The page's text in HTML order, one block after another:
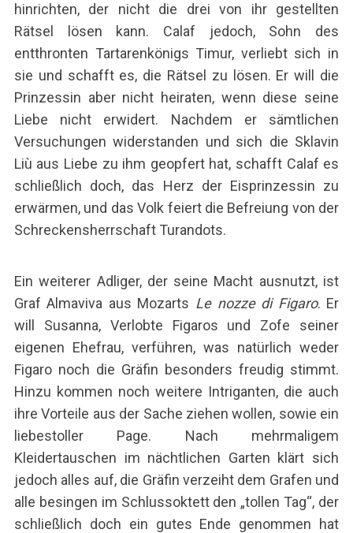
hinrichten, der nicht die drei von ihr gestellten
Rätsel lösen kann. Calaf jedoch, Sohn des
entthronten Tartarenkönigs Timur, verliebt sich in
sie und schafft es, die Rätsel zu lösen. Er will die
Prinzessin aber nicht heiraten, wenn diese seine
Liebe nicht erwidert. Nachdem er sämtlichen
Versuchungen widerstanden und sich die Sklavin
Liù aus Liebe zu ihm geopfert hat, schafft Calaf es
schließlich doch, das Herz der Eisprinzessin zu
erwärmen, und das Volk feiert die Befreiung von der
Schreckensherrschaft Turandots.
Ein weiterer Adliger, der seine Macht ausnutzt, ist
Graf Almaviva aus Mozarts Le nozze di Figaro. Er
will Susanna, Verlobte Figaros und Zofe seiner
eigenen Ehefrau, verführen, was natürlich weder
Figaro noch die Gräfin besonders freudig stimmt.
Hinzu kommen noch weitere Intriganten, die auch
ihre Vorteile aus der Sache ziehen wollen, sowie ein
liebestoller Page. Nach mehrmaligem
Kleidertauschen im nächtlichen Garten klärt sich
jedoch alles auf, die Gräfin verzeiht dem Grafen und
alle besingen im Schlussoktett den „tollen Tag“, der
schließlich doch ein gutes Ende genommen hat